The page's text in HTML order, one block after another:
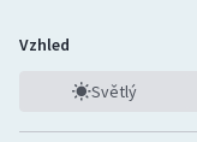
Vzhled
Světlý